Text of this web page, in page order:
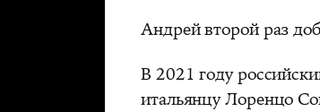
Андрей второй раз
В 2021 году
итальянцу Лоренцо